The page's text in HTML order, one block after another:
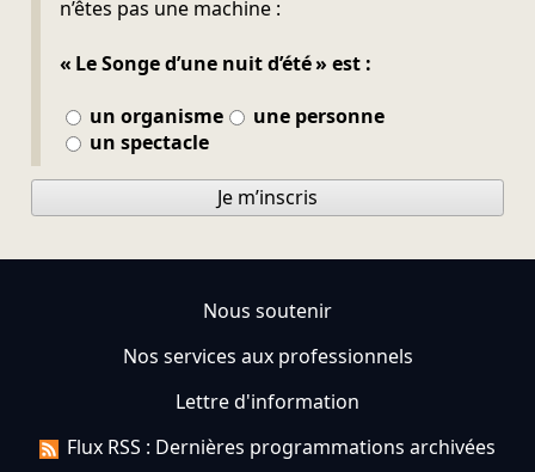
n’êtes pas une machine :
« Le Songe d’une nuit d’été » est :
un organisme
une personne
un spectacle
Je m’inscris
Nous soutenir
Nos services aux professionnels
Lettre d'information
Flux RSS : Dernières programmations archivées